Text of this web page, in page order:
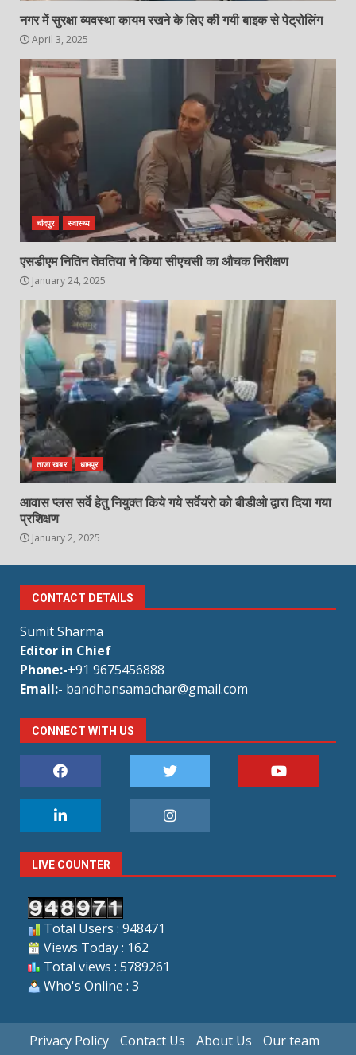
नगर में सुरक्षा व्यवस्था कायम रखने के लिए की गयी बाइक से पेट्रोलिंग
April 3, 2025
चांदपुर स्वास्थ्य
एसडीएम नितिन तेवतिया ने किया सीएचसी का औचक निरीक्षण
January 24, 2025
ताजा खबर धामपुर
आवास प्लस सर्वे हेतु नियुक्त किये गये सर्वेयरो को बीडीओ द्वारा दिया गया
प्रशिक्षण
January 2, 2025
CONTACT DETAILS
Sumit Sharma
Editor in Chief
Phone:-+91 9675456888
Email:- bandhansamachar@gmail.com
CONNECT WITH US
LIVE COUNTER
Total Users : 948471
Views Today : 162
Total views : 5789261
Who's Online : 3
Privacy Policy Contact Us About Us Our team